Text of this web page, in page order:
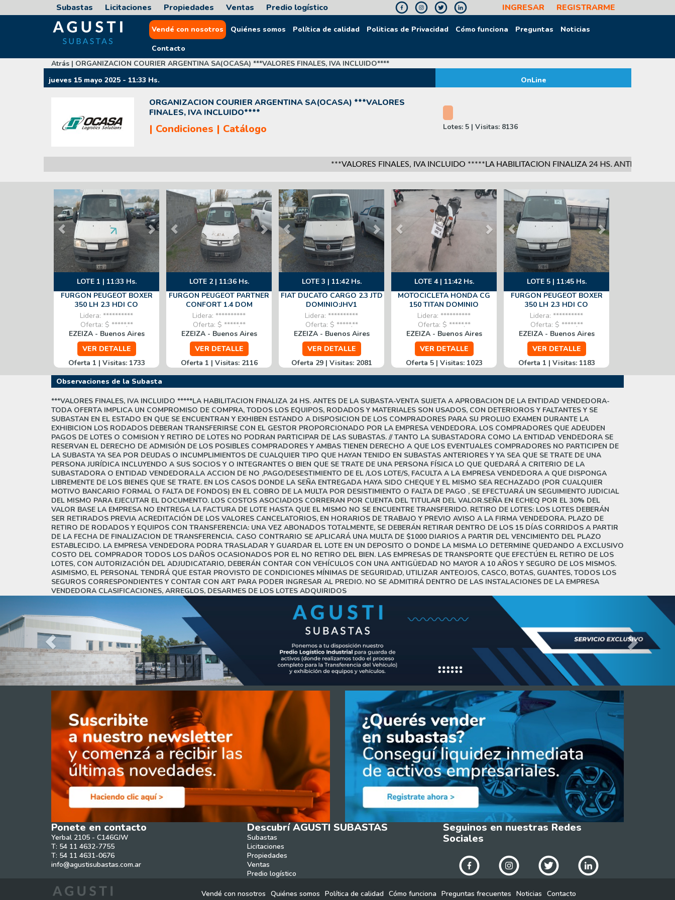
Subastas Licitaciones Propiedades Ventas Predio logístico INGRESAR REGISTRARME
Vendé con nosotros Quiénes somos Política de calidad Politicas de Privacidad Cómo funciona Preguntas
Noticias
Contacto
Atrás | ORGANIZACION COURIER ARGENTINA SA(OCASA) ***VALORES FINALES, IVA INCLUIDO****
jueves 15 mayo 2025 - 11:33 Hs.
OnLine
ORGANIZACION COURIER ARGENTINA SA(OCASA) ***VALORES
FINALES, IVA INCLUIDO****
| Condiciones | Catálogo Lotes: 5 | Visitas: 8136
***VALORES FINALES, IVA INCLUIDO *****LA HABILITACION FINALIZA 24 HS. ANTES DE LA
Next
Previous
LOTE 1 | 11:33 Hs.
FURGON PEUGEOT BOXER
350 LH 2.3 HDI CO
Lidera: **********
Oferta: $ *****.**
EZEIZA - Buenos Aires
VER DETALLE
Oferta 1 | Visitas: 1733
Next
Previous
LOTE 2 | 11:36 Hs.
FURGON PEUGEOT PARTNER
CONFORT 1.4 DOM
Lidera: **********
Oferta: $ *****.**
EZEIZA - Buenos Aires
VER DETALLE
Oferta 1 | Visitas: 2116
Previous
LOTE 3 | 11:42 Hs.
FIAT DUCATO CARGO 2.3 JTD
DOMINIO:JHV1
Lidera: **********
Oferta: $ *****.**
EZEIZA - Buenos Aires
VER DETALLE
Oferta 29 | Visitas: 2081
Next
Previous
LOTE 4 | 11:42 Hs.
MOTOCICLETA HONDA CG
150 TITAN DOMINIO
Lidera: **********
Oferta: $ *****.**
EZEIZA - Buenos Aires
VER DETALLE
Oferta 5 | Visitas: 1023
Next
Previous
LOTE 5 | 11:45 Hs.
FURGON PEUGEOT BOXER
350 LH 2.3 HDI CO
Lidera: **********
Oferta: $ *****.**
EZEIZA - Buenos Aires
VER DETALLE
Oferta 1 | Visitas: 1183
Observaciones de la Subasta
***VALORES FINALES, IVA INCLUIDO *****LA HABILITACION FINALIZA 24 HS. ANTES DE LA SUBASTA-VENTA SUJETA A APROBACION DE LA ENTIDAD VENDEDORA-
TODA OFERTA IMPLICA UN COMPROMISO DE COMPRA, TODOS LOS EQUIPOS, RODADOS Y MATERIALES SON USADOS, CON DETERIOROS Y FALTANTES Y SE
SUBASTAN EN EL ESTADO EN QUE SE ENCUENTRAN Y EXHIBEN ESTANDO A DISPOSICION DE LOS COMPRADORES PARA SU PROLIJO EXAMEN DURANTE LA
EXHIBICION LOS RODADOS DEBERAN TRANSFERIRSE CON EL GESTOR PROPORCIONADO POR LA EMPRESA VENDEDORA. LOS COMPRADORES QUE ADEUDEN
PAGOS DE LOTES O COMISION Y RETIRO DE LOTES NO PODRAN PARTICIPAR DE LAS SUBASTAS. // TANTO LA SUBASTADORA COMO LA ENTIDAD VENDEDORA SE
RESERVAN EL DERECHO DE ADMISIÓN DE LOS POSIBLES COMPRADORES Y AMBAS TIENEN DERECHO A QUE LOS EVENTUALES COMPRADORES NO PARTICIPEN DE
LA SUBASTA YA SEA POR DEUDAS O INCUMPLIMIENTOS DE CUALQUIER TIPO QUE HAYAN TENIDO EN SUBASTAS ANTERIORES Y YA SEA QUE SE TRATE DE UNA
PERSONA JURÍDICA INCLUYENDO A SUS SOCIOS Y O INTEGRANTES O BIEN QUE SE TRATE DE UNA PERSONA FÍSICA LO QUE QUEDARÁ A CRITERIO DE LA
SUBASTADORA O ENTIDAD VENDEDORA.LA ACCION DE NO ,PAGO/DESESTIMIENTO DE EL /LOS LOTE/S, FACULTA A LA EMPRESA VENDEDORA A QUE DISPONGA
LIBREMENTE DE LOS BIENES QUE SE TRATE. EN LOS CASOS DONDE LA SEÑA ENTREGADA HAYA SIDO CHEQUE Y EL MISMO SEA RECHAZADO (POR CUALQUIER
MOTIVO BANCARIO FORMAL O FALTA DE FONDOS) EN EL COBRO DE LA MULTA POR DESISTIMIENTO O FALTA DE PAGO , SE EFECTUARÁ UN SEGUIMIENTO JUDICIAL
DEL MISMO PARA EJECUTAR EL DOCUMENTO. LOS COSTOS ASOCIADOS CORRERAN POR CUENTA DEL TITULAR DEL VALOR.SEÑA EN ECHEQ POR EL 30% DEL
VALOR BASE LA EMPRESA NO ENTREGA LA FACTURA DE LOTE HASTA QUE EL MISMO NO SE ENCUENTRE TRANSFERIDO. RETIRO DE LOTES: LOS LOTES DEBERÁN
SER RETIRADOS PREVIA ACREDITACIÓN DE LOS VALORES CANCELATORIOS, EN HORARIOS DE TRABAJO Y PREVIO AVISO A LA FIRMA VENDEDORA. PLAZO DE
RETIRO DE RODADOS Y EQUIPOS CON TRANSFERENCIA: UNA VEZ ABONADOS TOTALMENTE, SE DEBERÁN RETIRAR DENTRO DE LOS 15 DÍAS CORRIDOS A PARTIR
DE LA FECHA DE FINALIZACION DE TRANSFERENCIA. CASO CONTRARIO SE APLICARÁ UNA MULTA DE $1000 DIARIOS A PARTIR DEL VENCIMIENTO DEL PLAZO
ESTABLECIDO. LA EMPRESA VENDEDORA PODRA TRASLADAR Y GUARDAR EL LOTE EN UN DEPOSITO O DONDE LA MISMA LO DETERMINE QUEDANDO A EXCLUSIVO
COSTO DEL COMPRADOR TODOS LOS DAÑOS OCASIONADOS POR EL NO RETIRO DEL BIEN. LAS EMPRESAS DE TRANSPORTE QUE EFECTÚEN EL RETIRO DE LOS
LOTES, CON AUTORIZACIÓN DEL ADJUDICATARIO, DEBERÁN CONTAR CON VEHÍCULOS CON UNA ANTIGÜEDAD NO MAYOR A 10 AÑOS Y SEGURO DE LOS MISMOS.
ASIMISMO, EL PERSONAL TENDRÁ QUE ESTAR PROVISTO DE CONDICIONES MÍNIMAS DE SEGURIDAD, UTILIZAR ANTEOJOS, CASCO, BOTAS, GUANTES, TODOS LOS
SEGUROS CORRESPONDIENTES Y CONTAR CON ART PARA PODER INGRESAR AL PREDIO. NO SE ADMITIRÁ DENTRO DE LAS INSTALACIONES DE LA EMPRESA
VENDEDORA CLASIFICACIONES, ARREGLOS, DESARMES DE LOS LOTES ADQUIRIDOS
Ponete en contacto
Yerbal 2105 - C146GJW
T: 54 11 4632-7755
T: 54 11 4631-0676
info@agustisubastas.com.ar
Descubrí AGUSTI SUBASTAS
Subastas
Licitaciones
Propiedades
Ventas
Predio logístico
Seguinos en nuestras Redes
Sociales
Vendé con nosotros Quiénes somos Política de calidad Cómo funciona Preguntas frecuentes Noticias Contacto